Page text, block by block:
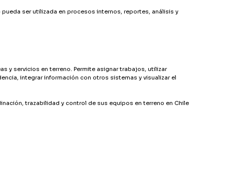
ser utilizada en procesos internos, reportes, análisis y
y servicios en terreno. Permite asignar trabajos, utilizar
integrar información con otros sistemas y visualizar el
trazabilidad y control de sus equipos en terreno en Chile